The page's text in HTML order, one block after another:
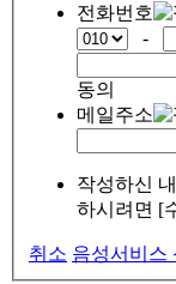
전화번호
-
동의
메일주소
작성하신
하시려면 [
취소 음성서비스